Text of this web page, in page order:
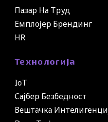
Пазар На Труд
Емплојер Брендинг
HR
Технологија
IoT
Сајбер Безбедност
Вештачка